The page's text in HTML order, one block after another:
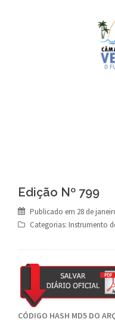
Edição Nº 799
Publicado em 28 de
Categorias: Instrumento
CÓDIGO HASH MD5 DO